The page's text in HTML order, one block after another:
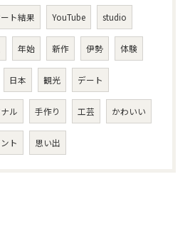
ト結果 YouTube studio
年始 新作 伊勢 体験
日本 観光 デート
ル 手作り 工芸 かわいい
ト 思い出